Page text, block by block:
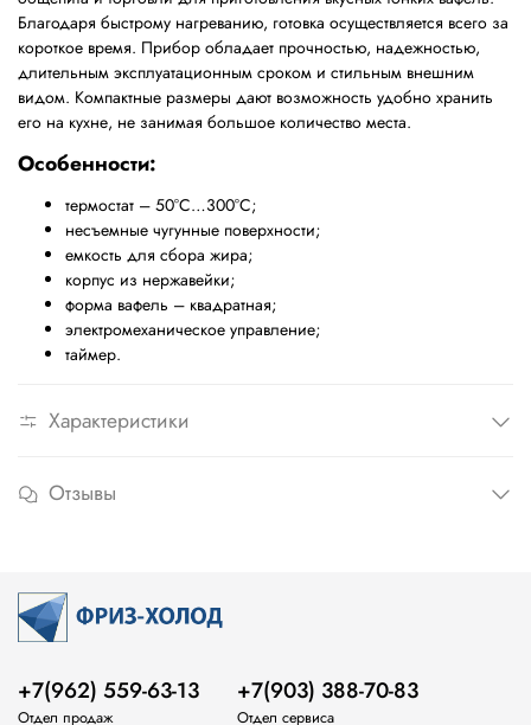
Благодаря быстрому нагреванию, готовка осуществляется всего за
короткое время. Прибор обладает прочностью, надежностью,
длительным эксплуатационным сроком и стильным внешним
видом. Компактные размеры дают возможность удобно хранить
его на кухне, не занимая большое количество места.
Особенности:
термостат – 50°С…300°С;
несъемные чугунные поверхности;
емкость для сбора жира;
корпус из нержавейки;
форма вафель – квадратная;
электромеханическое управление;
таймер.
Характеристики
Отзывы
+7(962) 559-63-13
Отдел продаж
+7(903) 388-70-83
Отдел сервиса